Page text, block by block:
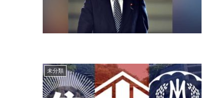
未分類